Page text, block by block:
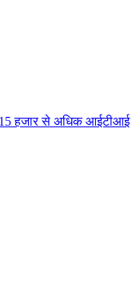
हजार से अधिक आईटीआई